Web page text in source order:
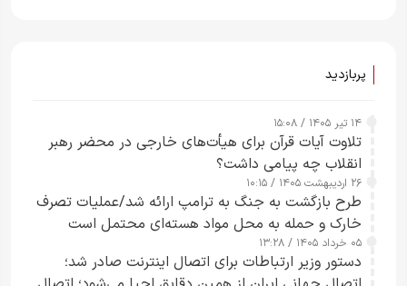
پربازدید
۱۴ تیر ۱۴۰۵ / ۱۵:۰۸
تلاوت آیات قرآن برای هیأت‌های خارجی در محضر رهبر
انقلاب چه پیامی داشت؟
۲۶ اردیبهشت ۱۴۰۵ / ۱۰:۱۵
طرح‌ بازگشت به جنگ به ترامپ ارائه شد/عملیات تصرف
خارک و حمله به محل مواد هسته‌ای محتمل است
۰۵ خرداد ۱۴۰۵ / ۱۳:۲۸
دستور وزیر ارتباطات برای اتصال اینترنت صادر شد؛